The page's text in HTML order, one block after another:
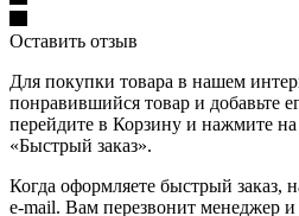
Оставить отзыв
Для покупки товара в нашем
понравившийся товар и добавьте
перейдите в Корзину и нажмите
«Быстрый заказ».
Когда оформляете быстрый
e-mail. Вам перезвонит менеджер и